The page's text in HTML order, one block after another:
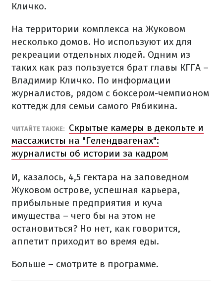
Кличко.
На территории комплекса на Жуковом
несколько домов. Но используют их для
рекреации отдельных людей. Одним из
таких как раз пользуется брат главы КГГА –
Владимир Кличко. По информации
журналистов, рядом с боксером-чемпионом
коттедж для семьи самого Рябикина.
ЧИТАЙТЕ ТАКЖЕ:
Скрытые камеры в декольте и
массажисты на "Гелендвагенах":
журналисты об истории за кадром
И, казалось, 4,5 гектара на заповедном
Жуковом острове, успешная карьера,
прибыльные предприятия и куча
имущества – чего бы на этом не
остановиться? Но нет, как говорится,
аппетит приходит во время еды.
Больше – смотрите в программе.